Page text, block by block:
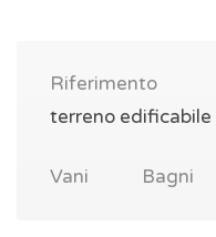
Riferimento
terreno edificabile
Vani Bagni